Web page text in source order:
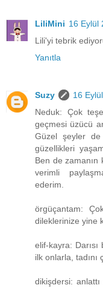
LiliMini 16 Eylül
Lili'yi tebrik
Yanıtla
Suzy
16
Neduk: Çok
geçmesi üzücü
Güzel şeyler de
güzellikleri
Ben de zamanın
verimli
ederim.
örgüçantam:
dileklerinize yine
elif-kayra:
ilk onlarla, tadını
dikişdersi: